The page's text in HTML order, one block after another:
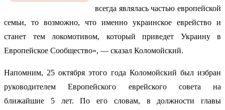
всегда являлась частью европейской
семьи, то возможно, что именно украинское еврейство и
станет тем локомотивом, который приведет Украину в
Европейское Сообщество», — сказал Коломойский.
Напомним, 25 октября этого года Коломойский был избран
руководителем Европейского еврейского совета на
ближайшие 5 лет. По его словам, в должности главы